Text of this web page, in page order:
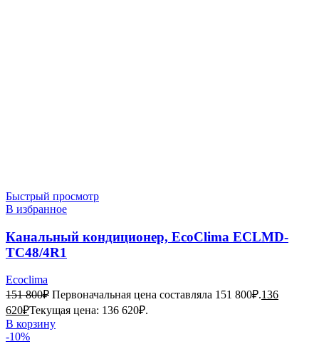
Быстрый просмотр
В избранное
Канальный кондиционер, EcoClima ECLMD-
TC48/4R1
Ecoclima
151 800₽ Первоначальная цена составляла 151 800₽.136
620₽Текущая цена: 136 620₽.
В корзину
-10%